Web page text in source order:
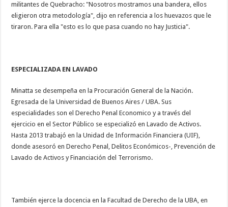
militantes de Quebracho: "Nosotros mostramos una bandera, ellos
eligieron otra metodología", dijo en referencia a los huevazos que le
tiraron. Para ella "esto es lo que pasa cuando no hay Justicia".
ESPECIALIZADA EN LAVADO
Minatta se desempeña en la Procuración General de la Nación.
Egresada de la Universidad de Buenos Aires / UBA. Sus
especialidades son el Derecho Penal Economico y a través del
ejercicio en el Sector Público se especializó en Lavado de Activos.
Hasta 2013 trabajó en la Unidad de Información Financiera (UIF),
donde asesoró en Derecho Penal, Delitos Económicos-, Prevención de
Lavado de Activos y Financiación del Terrorismo.
También ejerce la docencia en la Facultad de Derecho de la UBA, en